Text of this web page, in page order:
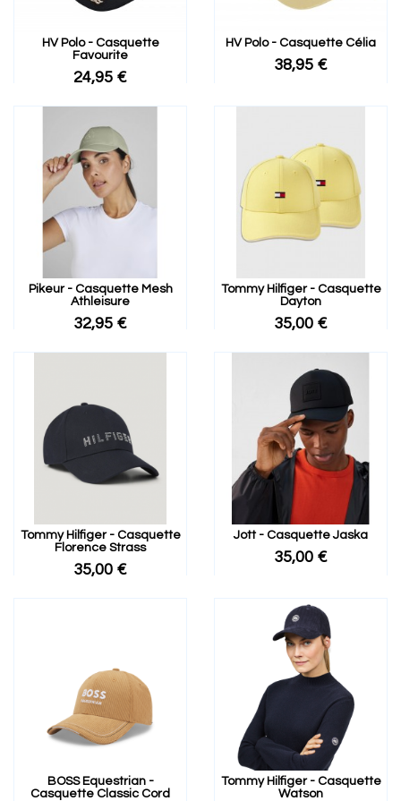
HV Polo - Casquette
Favourite
24,95 €
HV Polo - Casquette Célia
38,95 €
Pikeur - Casquette Mesh
Athleisure
32,95 €
Tommy Hilfiger - Casquette
Dayton
35,00 €
Tommy Hilfiger - Casquette
Florence Strass
35,00 €
Jott - Casquette Jaska
35,00 €
BOSS Equestrian -
Casquette Classic Cord
Tommy Hilfiger - Casquette
Watson